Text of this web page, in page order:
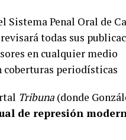
Sistema Penal Oral de
todas sus
en cualquier medio
coberturas periodísticas
Tribuna (donde
de represión